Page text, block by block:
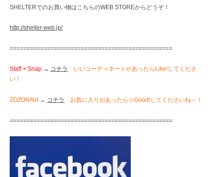
SHELTERでのお買い物はこちらのWEB STOREからどうぞ！
http://shelter-web.jp/
================================================
Staff × Snap → コチラ
いいコーディネートがあったらLike!してくださ
い！
ZOZONAVI → コチラ お気に入りがあったら☆Good!してくださいね～！
================================================